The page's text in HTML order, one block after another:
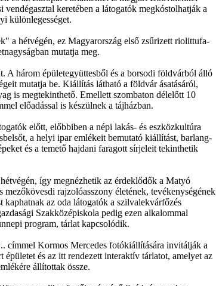
keretében a látogatók megkóstolhatják a
különlegességet.
a hétvégén, ez Magyarország első zsűrizett riolittufa-
mutatja meg.
A három épületegyüttesből és a borsodi földvárból álló
mutatja be. Kiállítás látható a földvár ásatásáról,
is megtekinthető. Emellett szombaton délelőtt 10
előadással is készülnek a tájházban.
előtt, előbbiben a népi lakás- és eszközkultúra
a helyi ipar emlékeit bemutató kiállítást, barlang-
és a temető hajdani faragott sírjeleit tekinthetik
így megnézhetik az érdeklődők a Matyó
rajzolóasszony életének, tevékenységének
az oda látogatók a szilvalekvárfőzés
Szakközépiskola pedig ezen alkalommal
program, tárlat kapcsolódik.
címmel Kormos Mercedes fotókiállítására invitálják a
és az itt rendezett interaktív tárlatot, amelyet az
állítottak össze.